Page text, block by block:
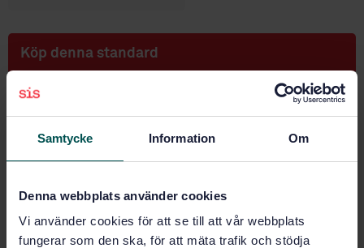
Samtycke Information Om
Denna webbplats använder cookies
Vi använder cookies för att se till att vår webbplats
fungerar som den ska, för att mäta trafik och stödja
Köp denna standard
STANDARD
SVENSK STANDARD· SS-EN ISO 8130-3:2010
Pulverfärg - Del 3: Bestämning av densitet genom
Prenumerera på standarden - Läs mer
Pris:687 SEK